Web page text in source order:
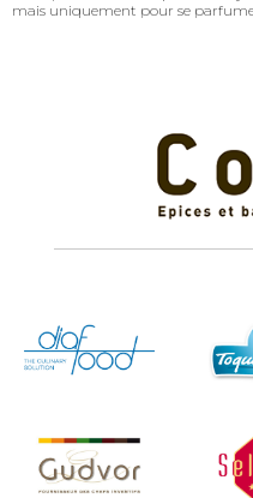
mais uniquement pour se